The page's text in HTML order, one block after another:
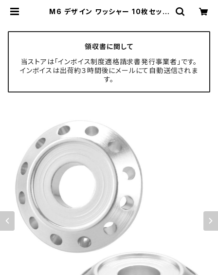
M6 デザイン ワッシャー 10枚セット
専門店
領収書に関して
当ストアは「インボイス制度適格請求書発行事業者」です。
インボイスは出荷約３時間後にメールにて自動送信されま
す。